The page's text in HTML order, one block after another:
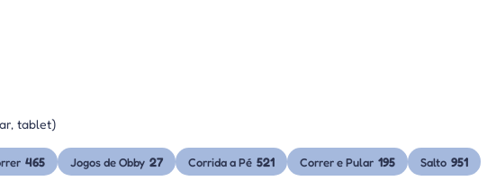
tablet)
465 Jogos de Obby 27 Corrida a Pé 521 Correr e Pular 195 Salto 951